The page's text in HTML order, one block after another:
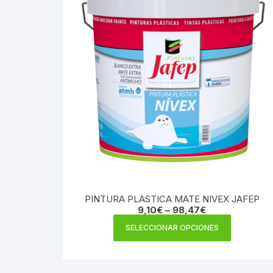
PINTURA PLASTICA MATE NIVEX JAFEP
9,10€ – 98,47€
SELECCIONAR OPCIONES